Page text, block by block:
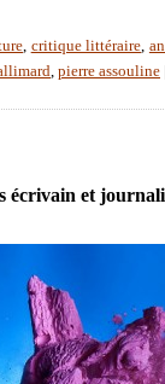
, critique littéraire,
, pierre assouline
écrivain et